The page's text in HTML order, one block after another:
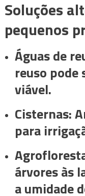
Soluções
pequenos
Águas de
reuso
viável.
Cisternas:
para
árvores às
a umidade